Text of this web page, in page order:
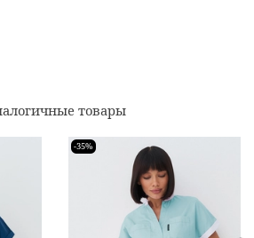
товары
-35%